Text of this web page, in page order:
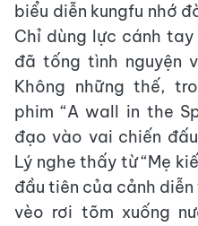
biểu diễn kungfu nhớ
Chỉ dùng lực cánh
đã tống tình nguyện
Không những thế,
phim “A wall in the
đạo vào vai chiến
Lý nghe thấy từ “Mẹ
đầu tiên của cảnh
vèo rơi tõm xuống